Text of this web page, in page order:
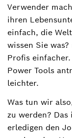
Verwender
ihren
einfach, die
wissen Sie
Profis
Power Tools
leichter.
Was tun wir
zu werden? Das
erledigen den